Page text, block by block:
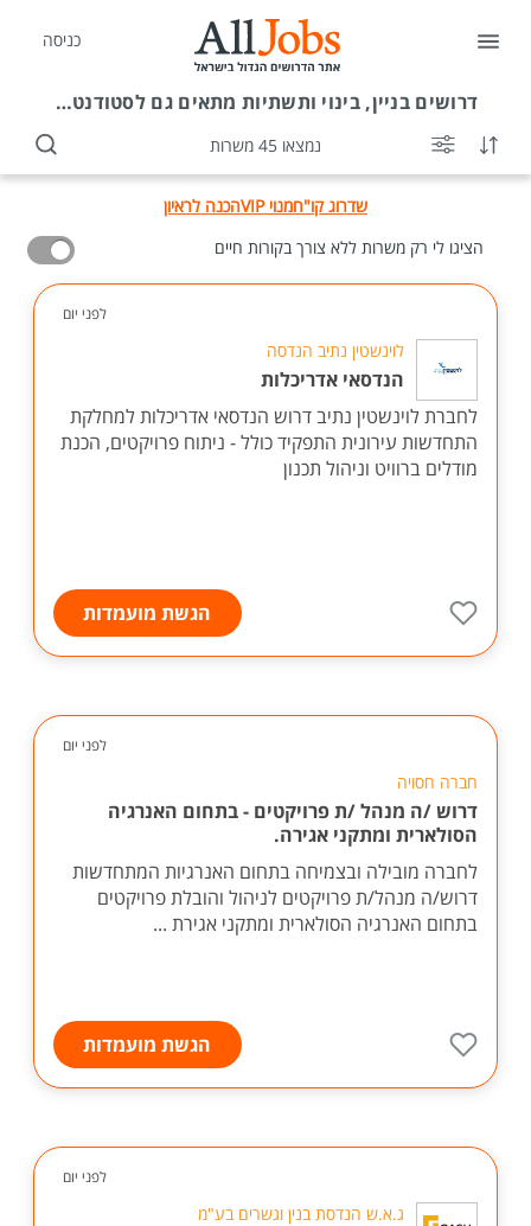
כניסה
דרושים בניין, בינוי ותשתיות מתאים גם לסטודנטים
נמצאו 45 משרות
שדרוג קו"חמנוי VIP
הכנה לראיון
הציגו לי רק משרות ללא צורך בקורות חיים
לפני יום
לוינשטין נתיב הנדסה
הנדסאי אדריכלות
לחברת לוינשטין נתיב דרוש הנדסאי אדריכלות למחלקת
התחדשות עירונית התפקיד כולל - ניתוח פרויקטים, הכנת
מודלים ברוויט וניהול תכנון
הגשת מועמדות
לפני יום
חברה חסויה
דרוש /ה מנהל /ת פרויקטים - בתחום האנרגיה
הסולארית ומתקני אגירה.
לחברה מובילה ובצמיחה בתחום האנרגיות המתחדשות
דרוש/ה מנהל/ת פרויקטים לניהול והובלת פרויקטים
בתחום האנרגיה הסולארית ומתקני אגירת ...
הגשת מועמדות
לפני יום
ג.א.ש הנדסת בנין וגשרים בע"מ